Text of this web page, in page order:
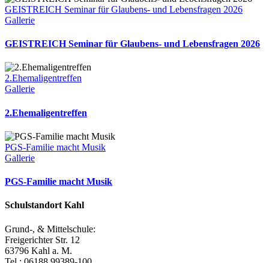
GEISTREICH Seminar für Glaubens- und Lebensfragen 2026
Gallerie
GEISTREICH Seminar für Glaubens- und Lebensfragen 2026
2.Ehemaligentreffen
Gallerie
2.Ehemaligentreffen
PGS-Familie macht Musik
Gallerie
PGS-Familie macht Musik
Schulstandort Kahl
Grund-, & Mittelschule:
Freigerichter Str. 12
63796 Kahl a. M.